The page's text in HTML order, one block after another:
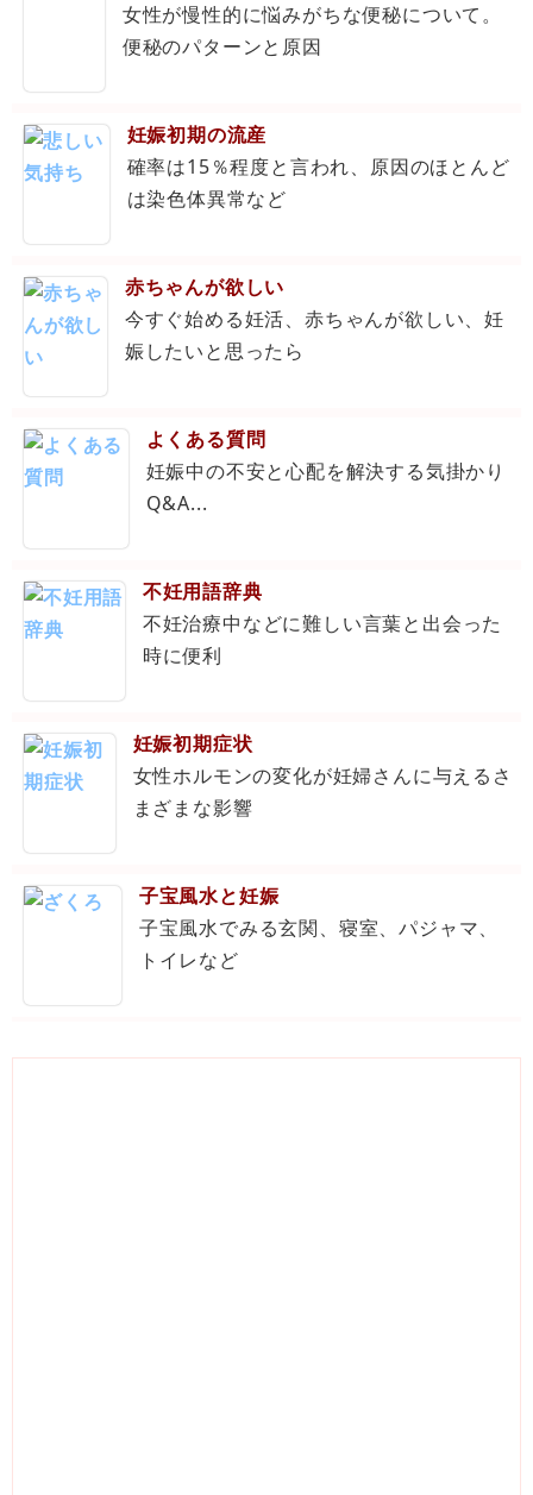
女性が慢性的に悩みがちな便秘について。
便秘のパターンと原因
妊娠初期の流産
確率は15％程度と言われ、原因のほとんど
は染色体異常など
赤ちゃんが欲しい
今すぐ始める妊活、赤ちゃんが欲しい、妊
娠したいと思ったら
よくある質問
妊娠中の不安と心配を解決する気掛かり
Q&A...
不妊用語辞典
不妊治療中などに難しい言葉と出会った
時に便利
妊娠初期症状
女性ホルモンの変化が妊婦さんに与えるさ
まざまな影響
子宝風水と妊娠
子宝風水でみる玄関、寝室、パジャマ、
トイレなど